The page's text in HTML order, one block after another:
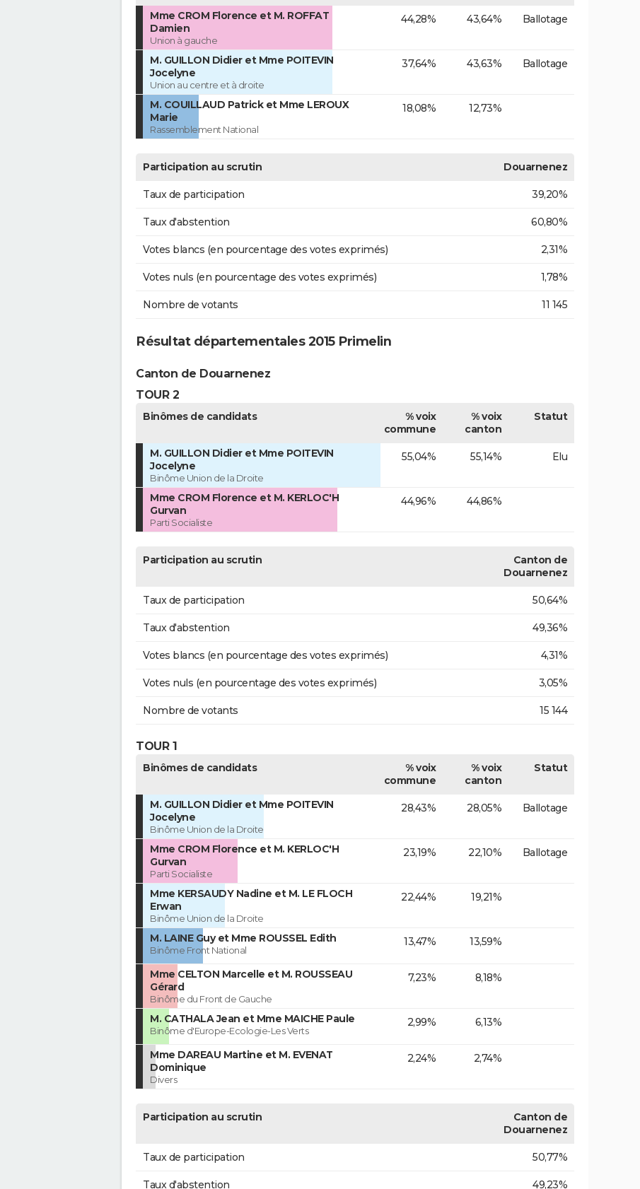
Mme CROM Florence et M. ROFFAT
Damien
Union à gauche
44,28% 43,64% Ballotage
M. GUILLON Didier et Mme POITEVIN
Jocelyne
Union au centre et à droite
37,64% 43,63% Ballotage
M. COUILLAUD Patrick et Mme LEROUX
Marie
Rassemblement National
18,08% 12,73%
Participation au scrutin Douarnenez
Taux de participation 39,20%
Taux d'abstention 60,80%
Votes blancs (en pourcentage des votes exprimés) 2,31%
Votes nuls (en pourcentage des votes exprimés) 1,78%
Nombre de votants 11 145
Résultat départementales 2015 Primelin
Canton de Douarnenez
TOUR 2
Binômes de candidats
% voix
commune
% voix
canton
Statut
M. GUILLON Didier et Mme POITEVIN
Jocelyne
Binôme Union de la Droite
55,04% 55,14% Elu
Mme CROM Florence et M. KERLOC'H
Gurvan
Parti Socialiste
44,96% 44,86%
Participation au scrutin
Canton de
Douarnenez
Taux de participation 50,64%
Taux d'abstention 49,36%
Votes blancs (en pourcentage des votes exprimés) 4,31%
Votes nuls (en pourcentage des votes exprimés) 3,05%
Nombre de votants 15 144
TOUR 1
Binômes de candidats
% voix
commune
% voix
canton
Statut
M. GUILLON Didier et Mme POITEVIN
Jocelyne
Binôme Union de la Droite
28,43% 28,05% Ballotage
Mme CROM Florence et M. KERLOC'H
Gurvan
Parti Socialiste
23,19% 22,10% Ballotage
Mme KERSAUDY Nadine et M. LE FLOCH
Erwan
Binôme Union de la Droite
22,44% 19,21%
M. LAINE Guy et Mme ROUSSEL Edith
Binôme Front National
13,47% 13,59%
Mme CELTON Marcelle et M. ROUSSEAU
Gérard
Binôme du Front de Gauche
7,23% 8,18%
M. CATHALA Jean et Mme MAICHE Paule
Binôme d'Europe-Ecologie-Les Verts
2,99% 6,13%
Mme DAREAU Martine et M. EVENAT
Dominique
Divers
2,24% 2,74%
Participation au scrutin
Canton de
Douarnenez
Taux de participation 50,77%
Taux d'abstention 49,23%